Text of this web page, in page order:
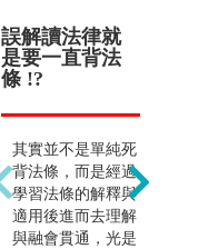
只能當老師 !?
材編輯工作等都能
從事，出路多元。
誤解讀法律就
是要一直背法
條 !?
其實並不是單純死
背法條，而是經過
學習法條的解釋與
適用後進而去理解
與融會貫通，光是